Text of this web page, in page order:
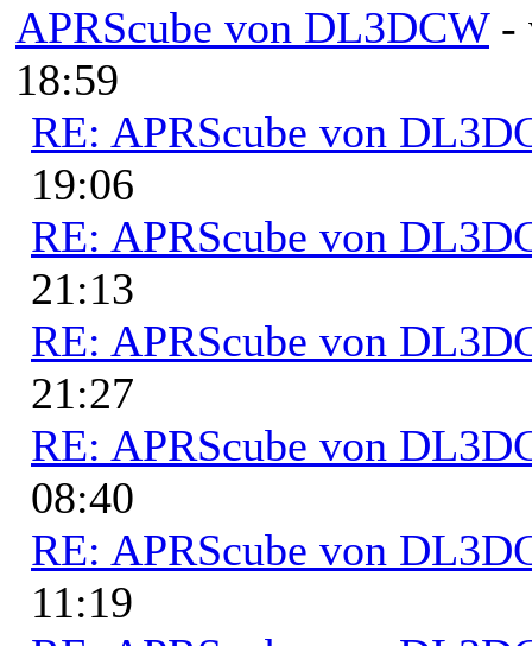
APRScube von DL3DCW -
18:59
RE: APRScube von
19:06
RE: APRScube von
21:13
RE: APRScube von
21:27
RE: APRScube von
08:40
RE: APRScube von
11:19